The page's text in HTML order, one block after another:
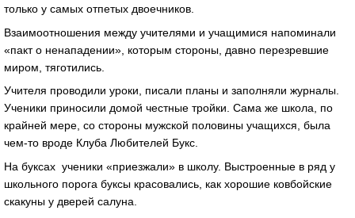
только у самых отпетых двоечников.
Взаимоотношения между учителями и учащимися напоминали
«пакт о ненападении», которым стороны, давно перезревшие
миром, тяготились.
Учителя проводили уроки, писали планы и заполняли журналы.
Ученики приносили домой честные тройки. Сама же школа, по
крайней мере, со стороны мужской половины учащихся, была
чем-то вроде Клуба Любителей Букс.
На буксах ученики «приезжали» в школу. Выстроенные в ряд у
школьного порога буксы красовались, как хорошие ковбойские
скакуны у дверей салуна.